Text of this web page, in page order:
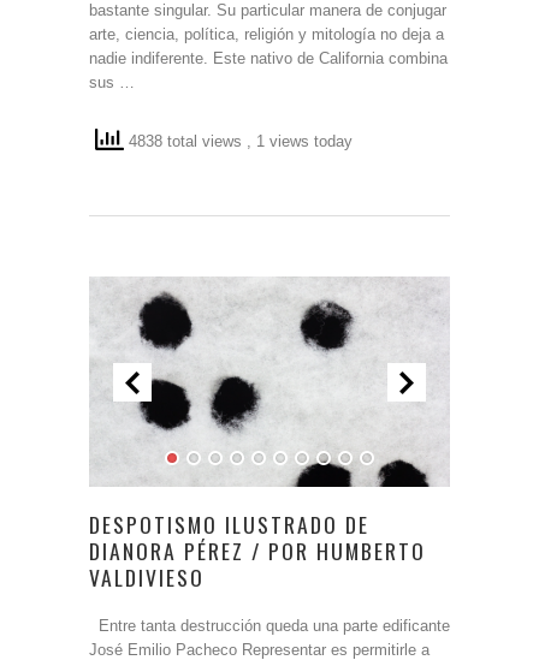
bastante singular. Su particular manera de conjugar
arte, ciencia, política, religión y mitología no deja a
nadie indiferente. Este nativo de California combina
sus …
4838 total views , 1 views today
DESPOTISMO ILUSTRADO DE
DIANORA PÉREZ / POR HUMBERTO
VALDIVIESO
Entre tanta destrucción queda una parte edificante
José Emilio Pacheco Representar es permitirle a